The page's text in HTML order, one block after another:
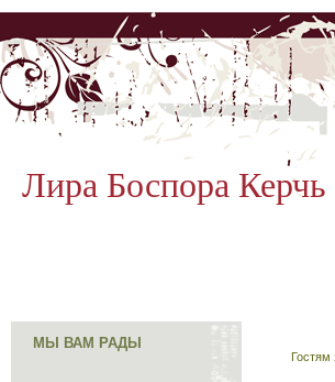
Лира Боспора Керчь
МЫ ВАМ РАДЫ
Гостям